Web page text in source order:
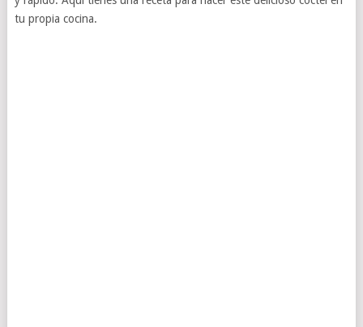
tu propia cocina.